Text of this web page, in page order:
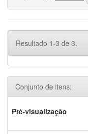
Resultado 1-3 de 3.
Conjunto de itens:
Pré-visualização